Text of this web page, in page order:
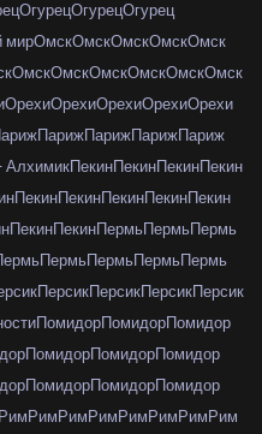
ОгурецОгурецОгурец
мирОмскОмскОмскОмскОмск
ОмскОмскОмскОмскОмскОмск
ОрехиОрехиОрехиОрехиОрехи
ПарижПарижПарижПариж
АлхимикПекинПекинПекинПекин
ПекинПекинПекинПекинПекин
ПекинПекинПермьПермьПермь
ПермьПермьПермьПермь
ПерсикПерсикПерсикПерсик
ПомидорПомидорПомидор
ПомидорПомидорПомидор
ПомидорПомидорПомидор
РимРимРимРимРимРимРимРим